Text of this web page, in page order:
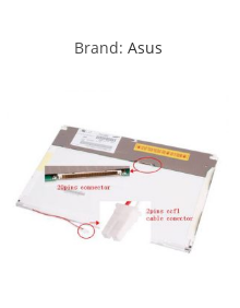
Brand: Asus